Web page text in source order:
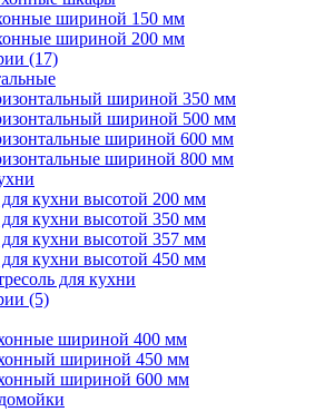
шириной 150 мм
шириной 200 мм
(17)
шириной 350 мм
шириной 500 мм
шириной 600 мм
шириной 800 мм
кухни высотой 200 мм
кухни высотой 350 мм
кухни высотой 357 мм
кухни высотой 450 мм
для кухни
(5)
шириной 400 мм
шириной 450 мм
шириной 600 мм